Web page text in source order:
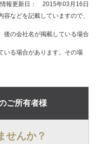
報更新日： 2015年03月16日
などを記載していますので、
の会社名が掲載している場合
いる場合があります。その場
ご所有者様
せんか？